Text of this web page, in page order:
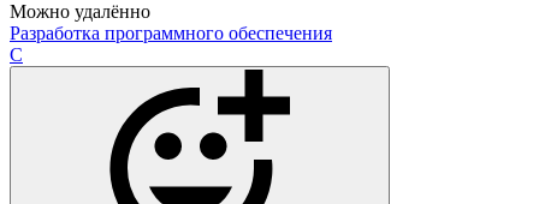
Можно удалённо
Разработка программного обеспечения
C